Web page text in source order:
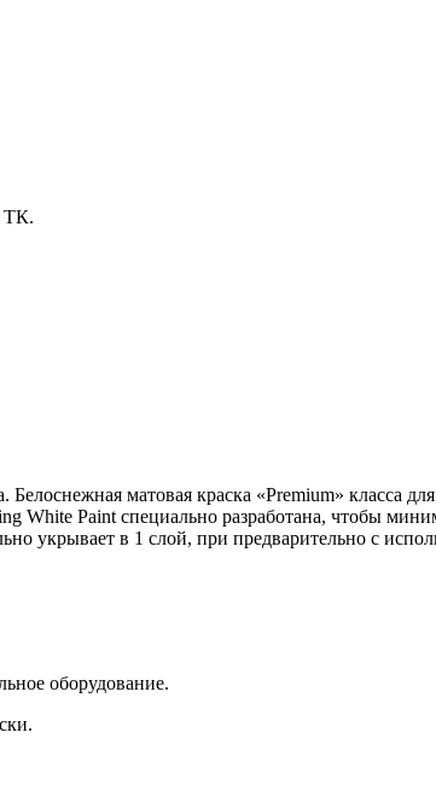
ТК.
Белоснежная матовая краска «Premium» класса
White Paint специально разработана, чтобы
укрывает в 1 слой, при предварительно с
оборудование.